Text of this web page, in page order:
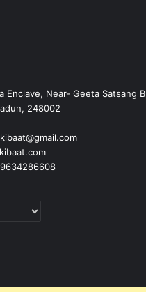
Enclave, Near- Geeta Satsang
248002